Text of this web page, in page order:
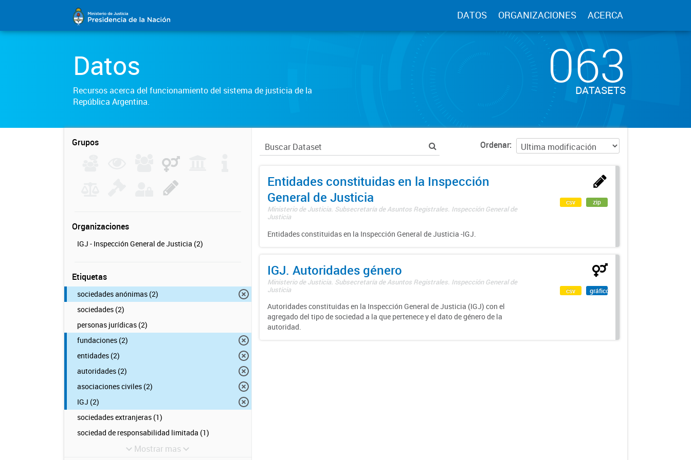
DATOS ORGANIZACIONES ACERCA
Datos
Recursos acerca del funcionamiento del sistema de justicia de la
República Argentina.
063
DATASETS
Grupos
Organizaciones
IGJ - Inspección General de Justicia (2)
Etiquetas
sociedades anónimas (2)
sociedades (2)
personas jurídicas (2)
fundaciones (2)
entidades (2)
autoridades (2)
asociaciones civiles (2)
IGJ (2)
sociedades extranjeras (1)
sociedad de responsabilidad limitada (1)
Mostrar mas
Ordenar
Entidades constituidas en la Inspección
General de Justicia
Ministerio de Justicia. Subsecretaría de Asuntos Registrales. Inspección General de
Justicia
Entidades constituidas en la Inspección General de Justicia -IGJ.
csv zip
IGJ. Autoridades género
Ministerio de Justicia. Subsecretaría de Asuntos Registrales. Inspección General de
Justicia
Autoridades constituidas en la Inspección General de Justicia (IGJ) con el
agregado del tipo de sociedad a la que pertenece y el dato de género de la
autoridad.
csv gráfico